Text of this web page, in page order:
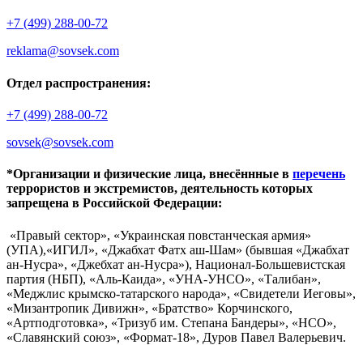
+7 (499) 288-00-72
reklama@sovsek.com
Отдел распространения:
+7 (499) 288-00-72
sovsek@sovsek.com
*Организации и физические лица, внесённные в перечень
террористов и экстремистов, деятельность которых
запрещена в Российской Федерации:
«Правый сектор», «Украинская повстанческая армия»
(УПА),«ИГИЛ», «Джабхат Фатх аш-Шам» (бывшая «Джабхат
ан-Нусра», «Джебхат ан-Нусра»), Национал-Большевистская
партия (НБП), «Аль-Каида», «УНА-УНСО», «Талибан»,
«Меджлис крымско-татарского народа», «Свидетели Иеговы»,
«Мизантропик Дивижн», «Братство» Корчинского,
«Артподготовка», «Тризуб им. Степана Бандеры», «НСО»,
«Славянский союз», «Формат-18», Дуров Павел Валерьевич.